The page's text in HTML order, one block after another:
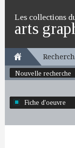
Les collections
arts
Nouvelle recherche
Fiche d'oeuvre